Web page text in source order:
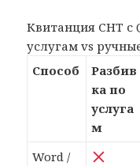
Квитанция СНТ с
услугам vs
Способ
Разбив
ка по
услуга
м
Word /